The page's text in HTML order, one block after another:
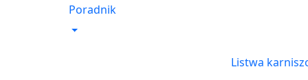
Poradnik
Listwa